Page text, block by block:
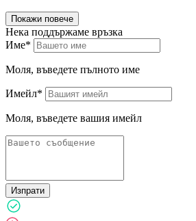
Покажи повече
Нека поддържаме връзка
Име*
Моля, въведете пълното име
Имейл*
Моля, въведете вашия имейл
Изпрати